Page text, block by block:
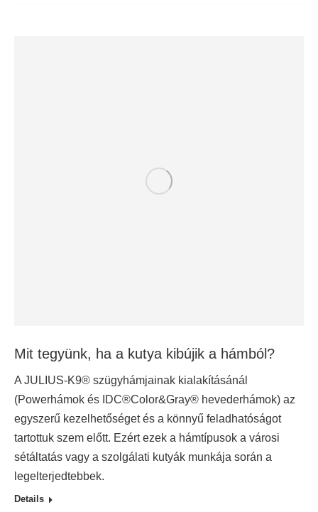
Mit tegyünk, ha a kutya kibújik a hámból?
A JULIUS-K9® szügyhámjainak kialakításánál
(Powerhámok és IDC®Color&Gray® hevederhámok) az
egyszerű kezelhetőséget és a könnyű feladhatóságot
tartottuk szem előtt. Ezért ezek a hámtípusok a városi
sétáltatás vagy a szolgálati kutyák munkája során a
legelterjedtebbek.
Details